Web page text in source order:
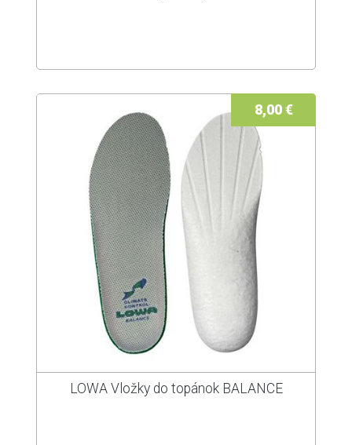
8,00 €
LOWA Vložky do topánok BALANCE